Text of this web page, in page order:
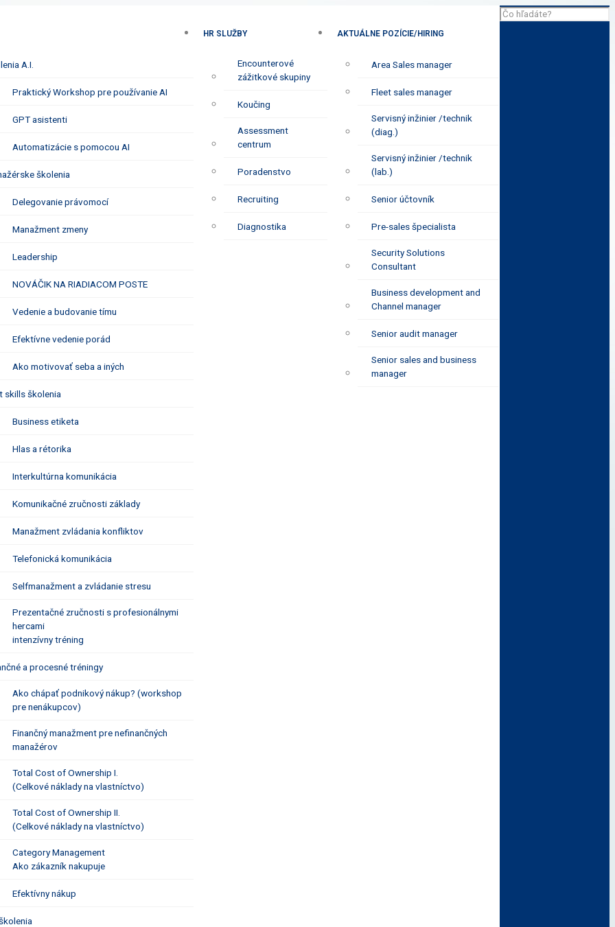
A.I.
Praktický Workshop pre používanie AI
GPT asistenti
Automatizácie s pomocou AI
školenia
Delegovanie právomocí
Manažment zmeny
Leadership
NOVÁČIK NA RIADIACOM POSTE
Vedenie a budovanie tímu
Efektívne vedenie porád
Ako motivovať seba a iných
skills školenia
Business etiketa
Hlas a rétorika
Interkultúrna komunikácia
Komunikačné zručnosti základy
Manažment zvládania konfliktov
Telefonická komunikácia
Selfmanažment a zvládanie stresu
Prezentačné zručnosti s profesionálnymi
hercami
intenzívny tréning
a procesné tréningy
Ako chápať podnikový nákup? (workshop
pre nenákupcov)
Finančný manažment pre nefinančných
manažérov
Total Cost of Ownership I.
(Celkové náklady na vlastníctvo)
Total Cost of Ownership II.
(Celkové náklady na vlastníctvo)
Category Management
Ako zákazník nakupuje
Efektívny nákup
HR SLUŽBY
Encounterové
zážitkové skupiny
Koučing
Assessment
centrum
Poradenstvo
Recruiting
Diagnostika
AKTUÁLNE POZÍCIE/HIRING
Area Sales manager
Fleet sales manager
Servisný inžinier /technik
(diag.)
Servisný inžinier /technik
(lab.)
Senior účtovník
Pre-sales špecialista
Security Solutions
Consultant
Business development and
Channel manager
Senior audit manager
Senior sales and business
manager